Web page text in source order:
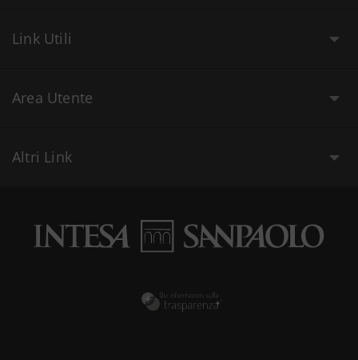
Link Utili
Area Utente
Altri Link